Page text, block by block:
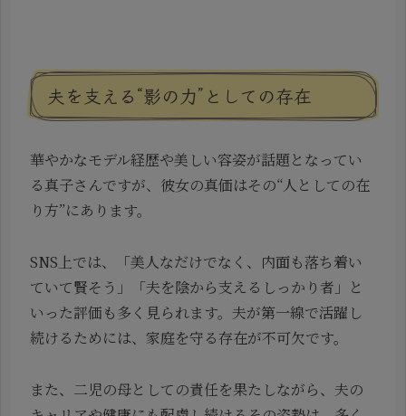
夫を支える“影の力”としての存在
華やかなモデル経歴や美しい容姿が話題となってい
る真子さんですが、彼女の真価はその“人としての在
り方”にあります。
SNS上では、「美人なだけでなく、内面も落ち着い
ていて賢そう」「夫を陰から支えるしっかり者」と
いった評価も多く見られます。夫が第一線で活躍し
続けるためには、家庭を守る存在が不可欠です。
また、二児の母としての責任を果たしながら、夫の